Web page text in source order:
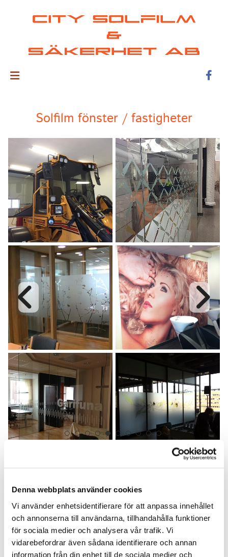
Denna webbplats använder cookies
Vi använder enhetsidentifierare för att anpassa innehållet
och annonserna till användarna, tillhandahålla funktioner
för sociala medier och analysera vår trafik. Vi
vidarebefordrar även sådana identifierare och annan
information från din enhet till de sociala medier och
Solfilm fönster / fastigheter
Kontrastmarkering